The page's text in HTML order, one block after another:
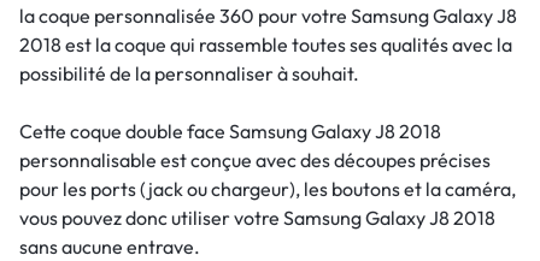
la coque personnalisée 360 pour votre Samsung Galaxy J8
2018 est la coque qui rassemble toutes ses qualités avec la
possibilité de la personnaliser à souhait.
Cette coque double face Samsung Galaxy J8 2018
personnalisable est conçue avec des découpes précises
pour les ports (jack ou chargeur), les boutons et la caméra,
vous pouvez donc utiliser votre Samsung Galaxy J8 2018
sans aucune entrave.